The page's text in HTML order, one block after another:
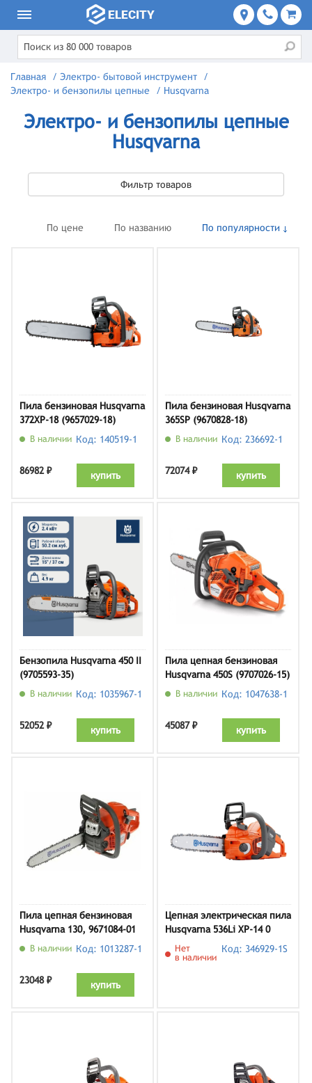
Главная / Электро- бытовой инструмент
/
Электро- и бензопилы цепные
/ Husqvarna
Электро- и бензопилы цепные
Husqvarna
Фильтр товаров
По цене По названию По популярности
Пила бензиновая Husqvarna
372XP-18 (9657029-18)
В наличии Код: 140519-1
86982 ₽ купить
Пила бензиновая Husqvarna
365SP (9670828-18)
В наличии Код: 236692-1
72074 ₽ купить
Бензопила Husqvarna 450 II
(9705593-35)
В наличии Код: 1035967-1
52052 ₽ купить
Пила цепная бензиновая
Husqvarna 450S (9707026-15)
В наличии Код: 1047638-1
45087 ₽ купить
Пила цепная бензиновая
Husqvarna 130, 9671084-01
В наличии Код: 1013287-1
23048 ₽ купить
Цепная электрическая пила
Husqvarna 536Li XP-14 0
Нет
в наличии
Код: 346929-1S